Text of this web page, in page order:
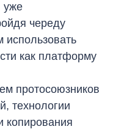
уже
череду
как платформу
протосоюзников
технологии
копирования